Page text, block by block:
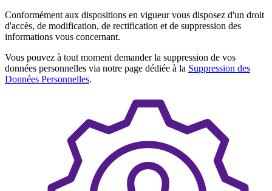
Conformément aux dispositions en vigueur vous disposez d'un droit
d'accès, de modification, de rectification et de suppression des
informations vous concernant.
Vous pouvez à tout moment demander la suppression de vos
données personnelles via notre page dédiée à la Suppression des
Données Personnelles.